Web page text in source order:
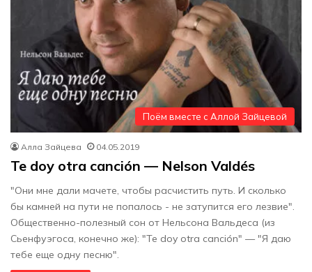
Поём вместе с Аллой Зайцевой
Алла Зайцева 04.05.2019
Te doy otra canción — Nelson Valdés
"Они мне дали мачете, чтобы расчистить путь. И сколько
бы камней на пути не попалось - не затупится его лезвие".
Общественно-полезный сон от Нельсона Вальдеса (из
Сьенфуэгоса, конечно же): "Te doy otra canción" — "Я даю
тебе еще одну песню".